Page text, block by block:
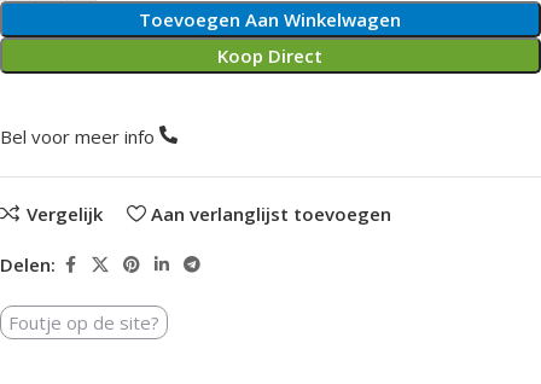
Toevoegen Aan Winkelwagen
Koop Direct
Bel voor meer info
Vergelijk Aan verlanglijst toevoegen
Delen:
Foutje op de site?